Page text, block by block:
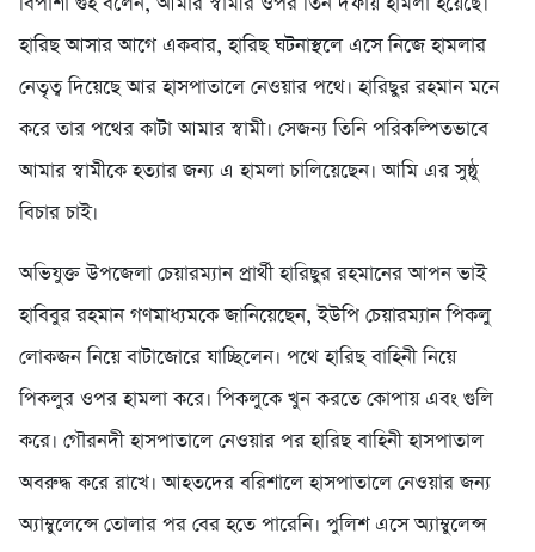
হারিছ আসার আগে একবার, হারিছ ঘটনাস্থলে এসে নিজে হামলার
নেতৃত্ব দিয়েছে আর হাসপাতালে নেওয়ার পথে। হারিছুর রহমান মনে
করে তার পথের কাটা আমার স্বামী। সেজন্য তিনি পরিকল্পিতভাবে
আমার স্বামীকে হত্যার জন্য এ হামলা চালিয়েছেন। আমি এর সুষ্ঠু
বিচার চাই।
অভিযুক্ত উপজেলা চেয়ারম্যান প্রার্থী হারিছুর রহমানের আপন ভাই
হাবিবুর রহমান গণমাধ্যমকে জানিয়েছেন, ইউপি চেয়ারম্যান পিকলু
লোকজন নিয়ে বাটাজোরে যাচ্ছিলেন। পথে হারিছ বাহিনী নিয়ে
পিকলুর ওপর হামলা করে। পিকলুকে খুন করতে কোপায় এবং গুলি
করে। গৌরনদী হাসপাতালে নেওয়ার পর হারিছ বাহিনী হাসপাতাল
অবরুদ্ধ করে রাখে। আহতদের বরিশালে হাসপাতালে নেওয়ার জন্য
অ্যাম্বুলেন্সে তোলার পর বের হতে পারেনি। পুলিশ এসে অ্যাম্বুলেন্স